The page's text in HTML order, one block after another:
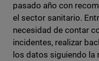
pasado año con
el sector sanitario.
necesidad de contar
incidentes, realizar
los datos siguiendo